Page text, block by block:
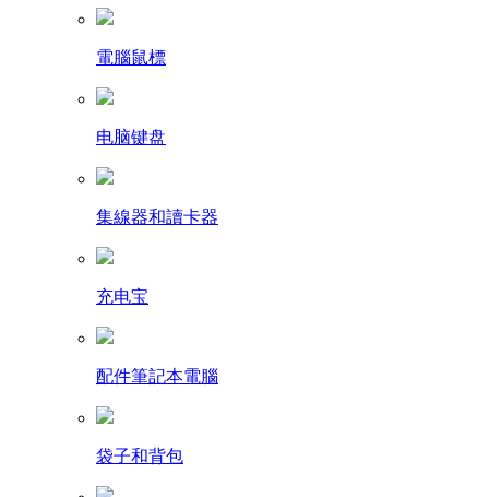
電腦鼠標
电脑键盘
集線器和讀卡器
充电宝
配件筆記本電腦
袋子和背包